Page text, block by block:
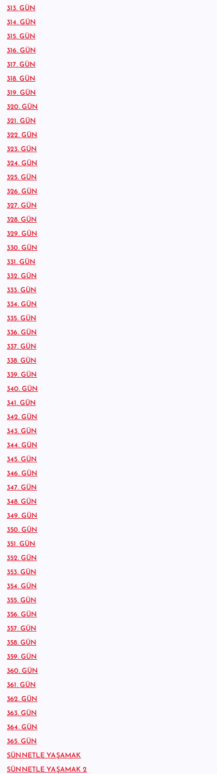
313. GÜN
314. GÜN
315. GÜN
316. GÜN
317. GÜN
318. GÜN
319. GÜN
320. GÜN
321. GÜN
322. GÜN
323. GÜN
324. GÜN
325. GÜN
326. GÜN
327. GÜN
328. GÜN
329. GÜN
330. GÜN
331. GÜN
332. GÜN
333. GÜN
334. GÜN
335. GÜN
336. GÜN
337. GÜN
338. GÜN
339. GÜN
340. GÜN
341. GÜN
342. GÜN
343. GÜN
344. GÜN
345. GÜN
346. GÜN
347. GÜN
348. GÜN
349. GÜN
350. GÜN
351. GÜN
352. GÜN
353. GÜN
354. GÜN
355. GÜN
356. GÜN
357. GÜN
358. GÜN
359. GÜN
360. GÜN
361. GÜN
362. GÜN
363. GÜN
364. GÜN
365. GÜN
SÜNNETLE YAŞAMAK
SÜNNETLE YAŞAMAK 2